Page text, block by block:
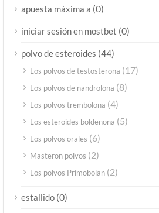
apuesta máxima a (0)
iniciar sesión en mostbet (0)
polvo de esteroides (44)
Los polvos de testosterona (17)
Los polvos de nandrolona (8)
Los polvos trembolona (4)
Los esteroides boldenona (5)
Los polvos orales (6)
Masteron polvos (2)
Los polvos Primobolan (2)
estallido (0)